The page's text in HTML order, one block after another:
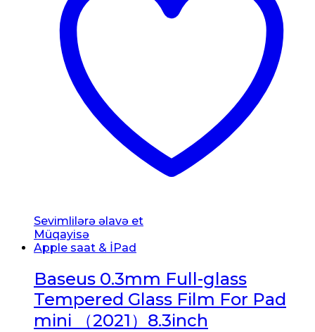
Sevimlilərə əlavə et
Müqayisə
Apple saat & İPad
Baseus 0.3mm Full-glass
Tempered Glass Film For Pad
mini （2021）8.3inch